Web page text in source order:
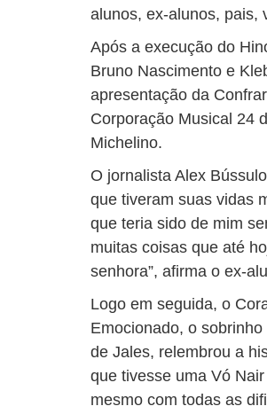
alunos, ex-alunos, pais,
Após a execução do
Bruno Nascimento e
apresentação da
Corporação Musical 24
Michelino.
O jornalista Alex
que tiveram suas vidas
que teria sido de mim
muitas coisas que até
senhora”, afirma o ex-
Logo em seguida, o
Emocionado, o
de Jales, relembrou a
que tivesse uma Vó
mesmo com todas as